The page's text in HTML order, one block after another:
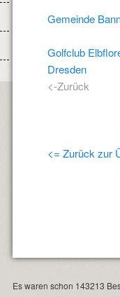
Gemeinde
Golfclub
Dresden
<-Zurück
<= Zurück zur
Es waren schon 143213